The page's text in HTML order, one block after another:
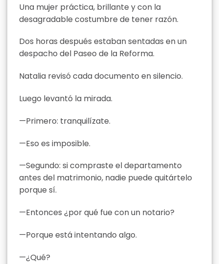
Una mujer práctica, brillante y con la
desagradable costumbre de tener razón.
Dos horas después estaban sentadas en un
despacho del Paseo de la Reforma.
Natalia revisó cada documento en silencio.
Luego levantó la mirada.
—Primero: tranquilízate.
—Eso es imposible.
—Segundo: si compraste el departamento
antes del matrimonio, nadie puede quitártelo
porque sí.
—Entonces ¿por qué fue con un notario?
—Porque está intentando algo.
—¿Qué?